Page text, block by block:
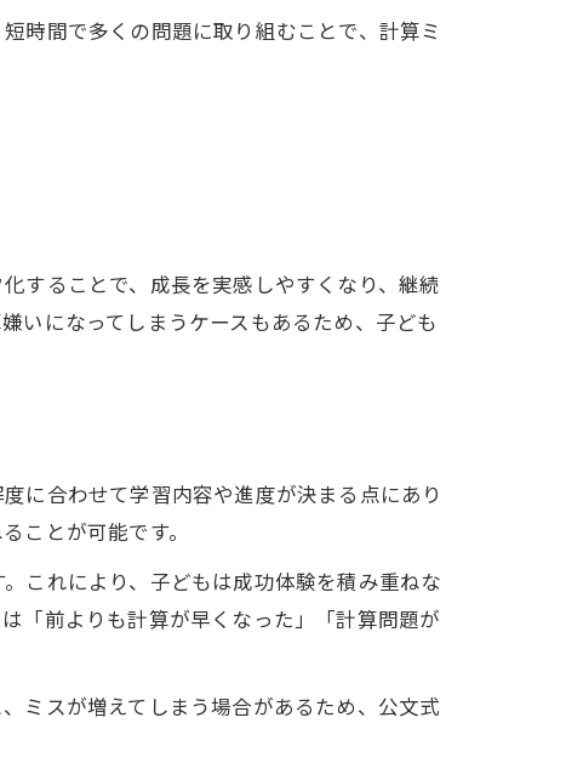
時間で多くの問題に取り組むことで、計算ミ
することで、成長を実感しやすくなり、継続
いになってしまうケースもあるため、子ども
に合わせて学習内容や進度が決まる点にあり
ことが可能です。
これにより、子どもは成功体験を積み重ねな
「前よりも計算が早くなった」「計算問題が
ミスが増えてしまう場合があるため、公文式